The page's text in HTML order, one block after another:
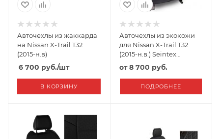
Авточехлы из жаккарда
на Nissan X-Trail T32
(2015-н.в)
6 700 руб./шт
В КОРЗИНУ
Авточехлы из экокожи
для Nissan X-Trail T32
(2015-н.в.) Seintex
Черный
от8 700 руб.
ПОДРОБНЕЕ